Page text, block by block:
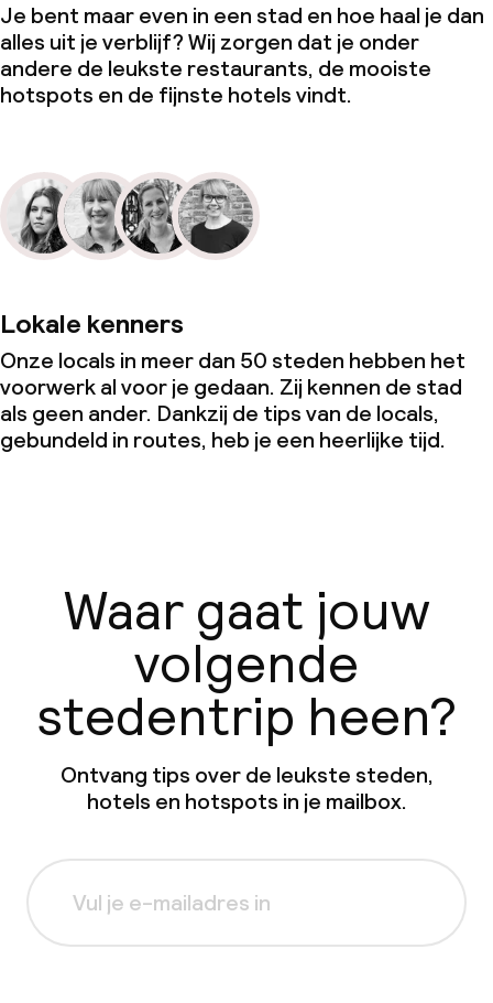
Je bent maar even in een stad en hoe haal je dan
alles uit je verblijf? Wij zorgen dat je onder
andere de leukste restaurants, de mooiste
hotspots en de fijnste hotels vindt.
Lokale kenners
Onze locals in meer dan 50 steden hebben het
voorwerk al voor je gedaan. Zij kennen de stad
als geen ander. Dankzij de tips van de locals,
gebundeld in routes, heb je een heerlijke tijd.
Waar gaat jouw
volgende
stedentrip heen?
Ontvang tips over de leukste steden,
hotels en hotspots in je mailbox.